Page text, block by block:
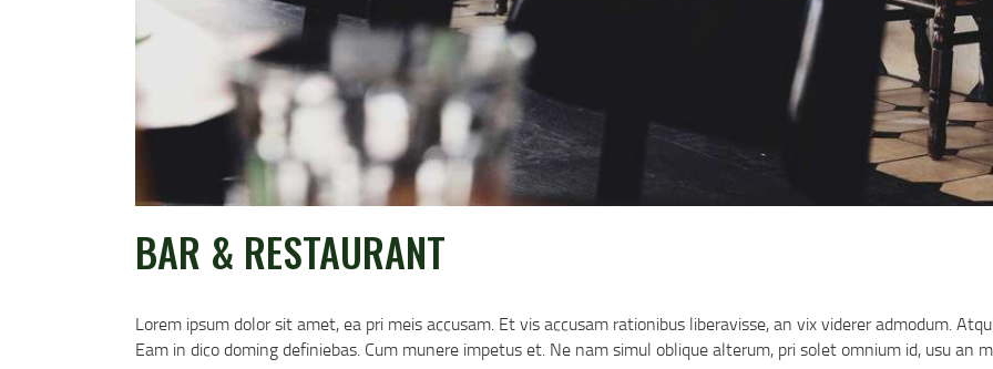
BAR & RESTAURANT
Lorem ipsum dolor sit amet, ea pri meis accusam. Et vis accusam rationibus liberavisse, an vix viderer admodum.
Eam in dico doming definiebas. Cum munere impetus et. Ne nam simul oblique alterum, pri solet omnium id, usu an